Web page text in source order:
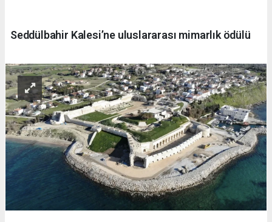
Seddülbahir Kalesi’ne uluslararası mimarlık ödülü